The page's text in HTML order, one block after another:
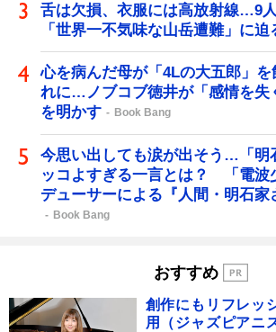
舌は欠損、衣服には高放射線…9
「世界一不気味な山岳遭難」に迫
心を病んだ母が「4Lの大五郎」
れに…ノブコブ徳井が「感情を失
を明かす
Book Bang
今思い出しても涙が出そう…「明
ッコよすぎる一言とは？ 「電波
デューサーによる『人間・明石家
Book Bang
おすすめ
創作にもリフレッ
用（ジャズピア